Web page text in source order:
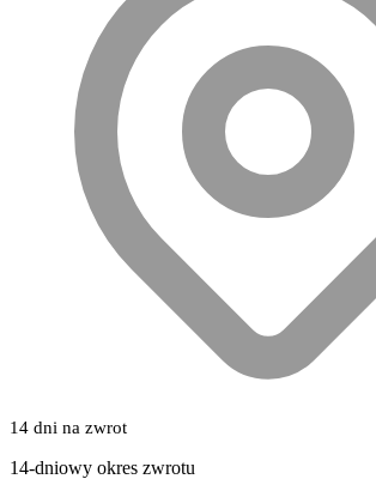
14 dni na zwrot
14-dniowy okres zwrotu